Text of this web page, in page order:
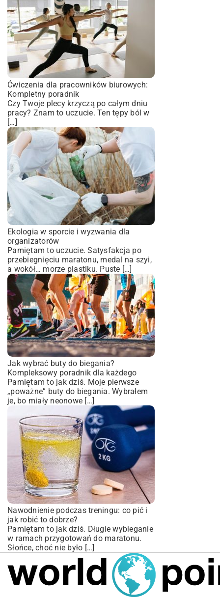
Ćwiczenia dla pracowników biurowych:
Kompletny poradnik
Czy Twoje plecy krzyczą po całym dniu
pracy? Znam to uczucie. Ten tępy ból w
[…]
Ekologia w sporcie i wyzwania dla
organizatorów
Pamiętam to uczucie. Satysfakcja po
przebiegnięciu maratonu, medal na szyi,
a wokół… morze plastiku. Puste […]
Jak wybrać buty do biegania?
Kompleksowy poradnik dla każdego
Pamiętam to jak dziś. Moje pierwsze
„poważne” buty do biegania. Wybrałem
je, bo miały neonowe […]
Nawodnienie podczas treningu: co pić i
jak robić to dobrze?
Pamiętam to jak dziś. Długie wybieganie
w ramach przygotowań do maratonu.
Słońce, choć nie było […]